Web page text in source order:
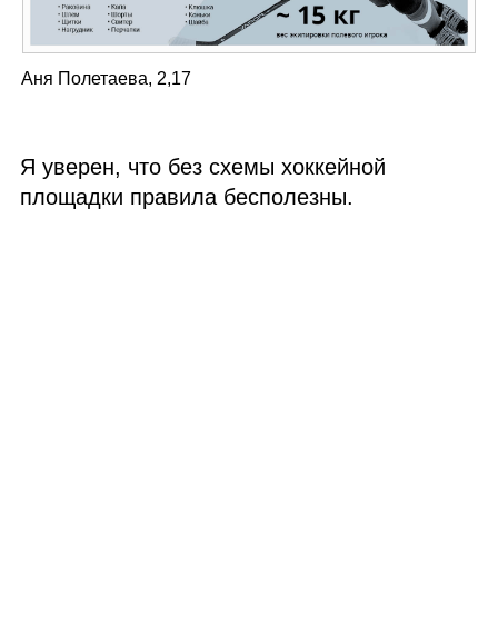
Аня Полетаева, 2,17
Я уверен, что без схемы хоккейной
площадки правила бесполезны.